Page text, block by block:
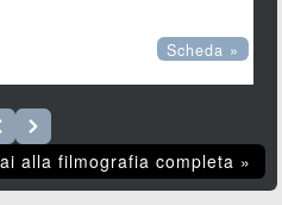
Scheda »
alla filmografia completa »